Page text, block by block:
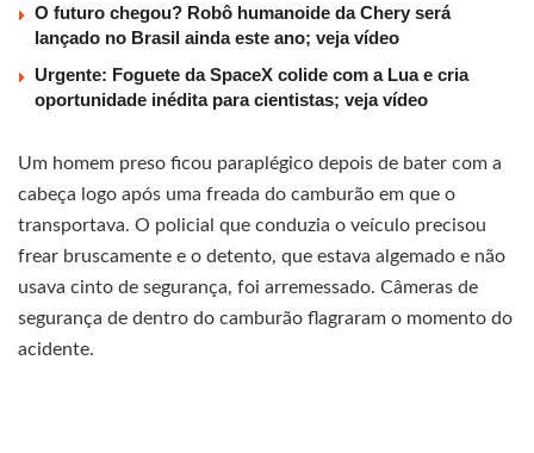
O futuro chegou? Robô humanoide da Chery será
lançado no Brasil ainda este ano; veja vídeo
Urgente: Foguete da SpaceX colide com a Lua e cria
oportunidade inédita para cientistas; veja vídeo
Um homem preso ficou paraplégico depois de bater com a
cabeça logo após uma freada do camburão em que o
transportava. O policial que conduzia o veículo precisou
frear bruscamente e o detento, que estava algemado e não
usava cinto de segurança, foi arremessado. Câmeras de
segurança de dentro do camburão flagraram o momento do
acidente.